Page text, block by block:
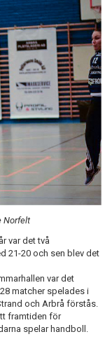
Norfelt
var det två
21-20 och sen blev det
var det
matcher spelades i
och Arbrå förstås.
framtiden för
spelar handboll.